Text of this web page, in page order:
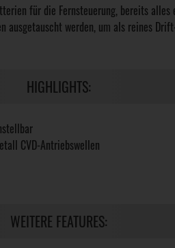
für die Fernsteuerung, bereits
werden, um als reines
HIGHLIGHTS:
CVD-Antriebswellen
WEITERE FEATURES: